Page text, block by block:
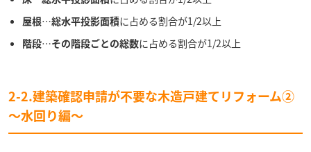
屋根…総水平投影面積に占める割合が1/2以上
階段…その階段ごとの総数に占める割合が1/2以上
2-2.建築確認申請が不要な木造戸建てリフォーム②
〜水回り編〜